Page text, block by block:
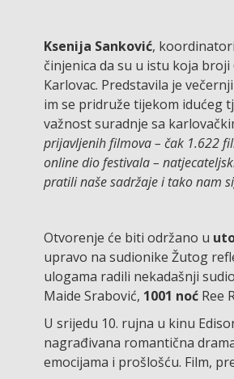
Ksenija Sanković,
činjenica da su u istu koja
Karlovac. Predstavila je
im se pridruže tijekom idućeg
važnost suradnje sa
prijavljenih filmova – čak 1.622
online dio festivala –
pratili naše sadržaje i tako nam
Otvorenje će biti održano u
upravo na sudionike Žutog
ulogama radili nekadašnji
Maide Srabović, 1001 noć Ree
U srijedu 10. rujna u kinu
nagrađivana romantična
emocijama i prošlošću. Film,